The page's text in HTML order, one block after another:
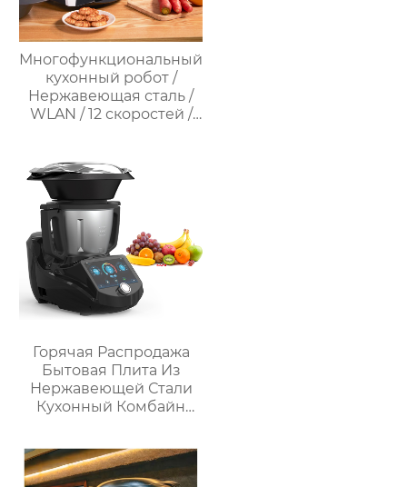
Многофункциональный
кухонный робот /
Нержавеющая сталь /
WLAN / 12 скоростей /
Предустановленные
рецепты / Миксер
Горячая Распродажа
Бытовая Плита Из
Нержавеющей Стали
Кухонный Комбайн
Робот De Cocina